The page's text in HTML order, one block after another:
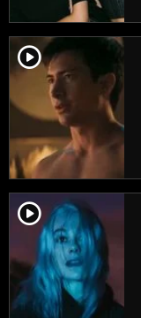
player2
player2